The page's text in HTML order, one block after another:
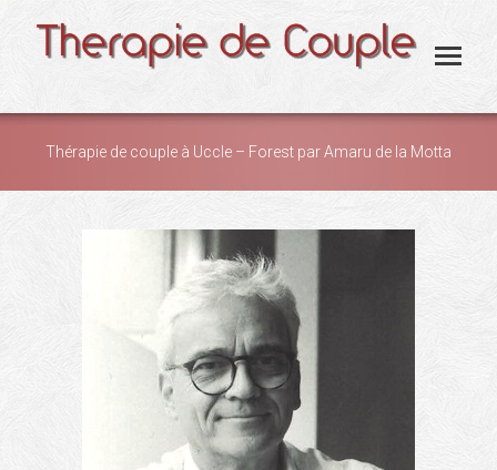
Thérapie de couple à Uccle – Forest par Amaru de la Motta